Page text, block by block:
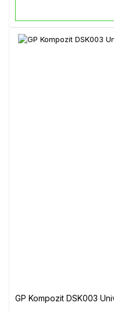
GP Kompozit DSK003